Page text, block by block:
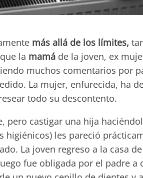
más allá de los límites,
la mamá de la joven, ex
muchos comentarios por
La mujer, enfurecida, ha
todo su descontento.
pero castigar una hija
higiénicos) les pareció
La joven regreso a la casa
fue obligada por el padre a